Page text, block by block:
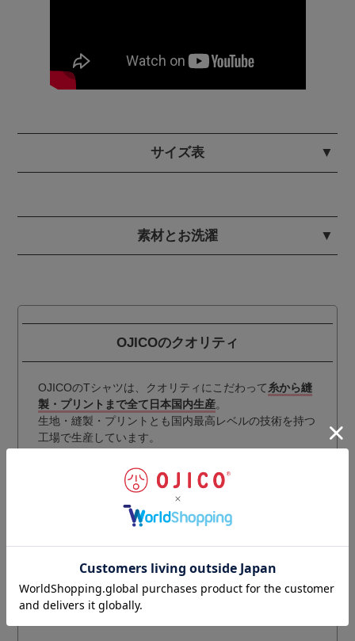
サイズ表
素材とお洗濯
OJICOのクオリティ
OJICOのTシャツは、クオリティにこだわって糸から縫
製・プリントまで全て日本国内生産。
生地・縫製・プリントとも国内最高レベルの技術を持つ
工場で生産しています。